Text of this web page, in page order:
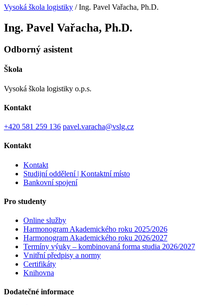
Vysoká škola logistiky /Ing. Pavel Vařacha, Ph.D.
Ing. Pavel Vařacha, Ph.D.
Odborný asistent
Škola
Vysoká škola logistiky o.p.s.
Kontakt
+420 581 259 136 pavel.varacha@vslg.cz
Kontakt
Kontakt
Studijní oddělení | Kontaktní místo
Bankovní spojení
Pro studenty
Online služby
Harmonogram Akademického roku 2025/2026
Harmonogram Akademického roku 2026/2027
Termíny výuky – kombinovaná forma studia 2026/2027
Vnitřní předpisy a normy
Certifikáty
Knihovna
Dodatečné informace